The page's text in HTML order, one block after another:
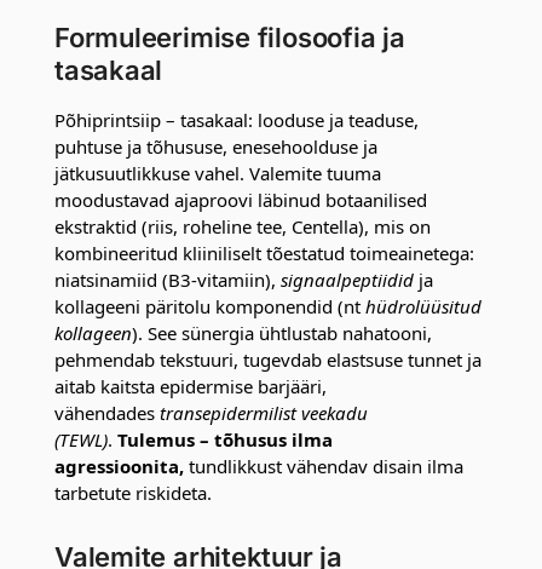
Formuleerimise filosoofia ja
tasakaal
Põhiprintsiip – tasakaal: looduse ja teaduse,
puhtuse ja tõhususe, enesehoolduse ja
jätkusuutlikkuse vahel. Valemite tuuma
moodustavad ajaproovi läbinud botaanilised
ekstraktid (riis, roheline tee, Centella), mis on
kombineeritud kliiniliselt tõestatud toimeainetega:
niatsinamiid (B3-vitamiin), signaalpeptiidid ja
kollageeni päritolu komponendid (nt hüdrolüüsitud
kollageen). See sünergia ühtlustab nahatooni,
pehmendab tekstuuri, tugevdab elastsuse tunnet ja
aitab kaitsta epidermise barjääri,
vähendades transepidermilist veekadu
(TEWL). Tulemus – tõhusus ilma
agressioonita, tundlikkust vähendav disain ilma
tarbetute riskideta.
Valemite arhitektuur ja